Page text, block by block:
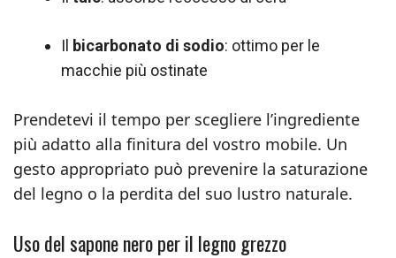
Il bicarbonato di sodio: ottimo per le
macchie più ostinate
Prendetevi il tempo per scegliere l’ingrediente
più adatto alla finitura del vostro mobile. Un
gesto appropriato può prevenire la saturazione
del legno o la perdita del suo lustro naturale.
Uso del sapone nero per il legno grezzo